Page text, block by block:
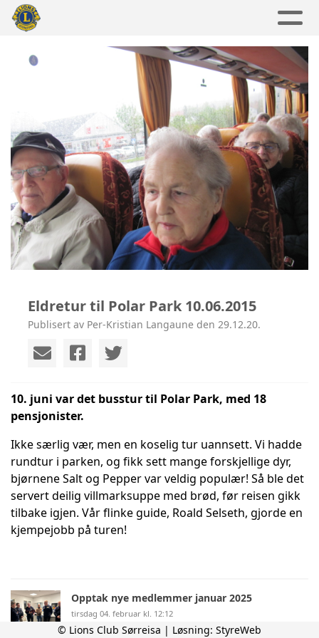
Eldretur til Polar Park 10.06.2015
Publisert av Per-Kristian Langaune den 29.12.20.
10. juni var det busstur til Polar Park, med 18
pensjonister.
Ikke særlig vær, men en koselig tur uannsett. Vi hadde
rundtur i parken, og fikk sett mange forskjellige dyr,
bjørnene Salt og Pepper var veldig populær! Så ble det
servert deilig villmarksuppe med brød, før reisen gikk
tilbake igjen. Vår flinke guide, Roald Selseth, gjorde en
kjempejobb på turen!
Opptak nye medlemmer januar 2025
tirsdag 04. februar kl. 12:12
© Lions Club Sørreisa | Løsning: StyreWeb